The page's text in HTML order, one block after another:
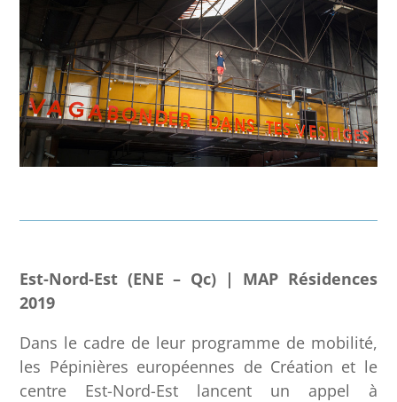
Est-Nord-Est (ENE – Qc) | MAP Résidences
2019
Dans le cadre de leur programme de mobilité,
les Pépinières européennes de Création et le
centre Est-Nord-Est lancent un appel à